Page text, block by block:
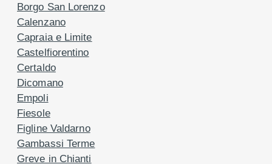
Borgo San Lorenzo
Calenzano
Capraia e Limite
Castelfiorentino
Certaldo
Dicomano
Empoli
Fiesole
Figline Valdarno
Gambassi Terme
Greve in Chianti